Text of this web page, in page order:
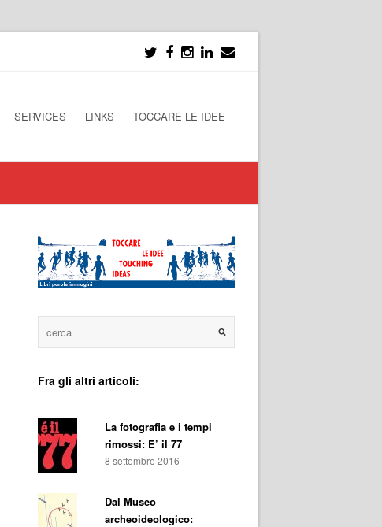
SERVICES LINKS TOCCARE LE IDEE
Fra gli altri articoli:
La fotografia e i tempi
rimossi: E’ il 77
8 settembre 2016
Dal Museo
archeoideologico: